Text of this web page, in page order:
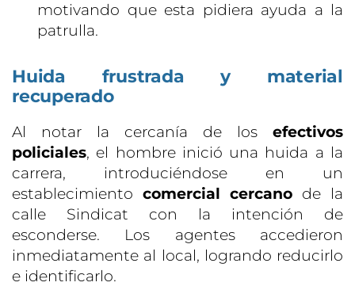
motivando que esta pidiera ayuda a la
patrulla.
Huida frustrada y material
recuperado
Al notar la cercanía de los efectivos
policiales, el hombre inició una huida a la
carrera, introduciéndose en un
establecimiento comercial cercano de la
calle Sindicat con la intención de
esconderse. Los agentes accedieron
inmediatamente al local, logrando reducirlo
e identificarlo.